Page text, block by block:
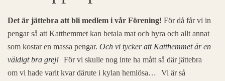
Det är jättebra att bli medlem i vår Förening! För då får vi in
pengar så att Katthemmet kan betala mat och hyra och allt annat
som kostar en massa pengar. Och vi tycker att Katthemmet är en
väldigt bra grej! För vi skulle nog inte ha mått så där jättebra
om vi hade varit kvar därute i kylan hemlösa…
Vi är så